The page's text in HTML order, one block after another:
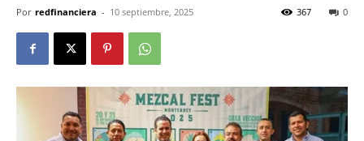
Por redfinanciera - 10 septiembre, 2025 0
367